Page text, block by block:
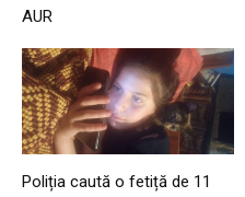
AUR
Poliția caută o fetiță de 11